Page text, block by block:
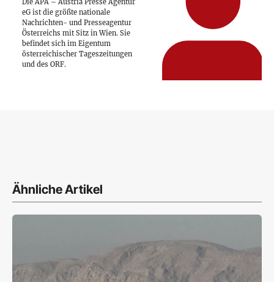
eG ist die größte nationale
Nachrichten- und Presseagentur
Österreichs mit Sitz in Wien. Sie
befindet sich im Eigentum
österreichischer Tageszeitungen
und des ORF.
Ähnliche Artikel